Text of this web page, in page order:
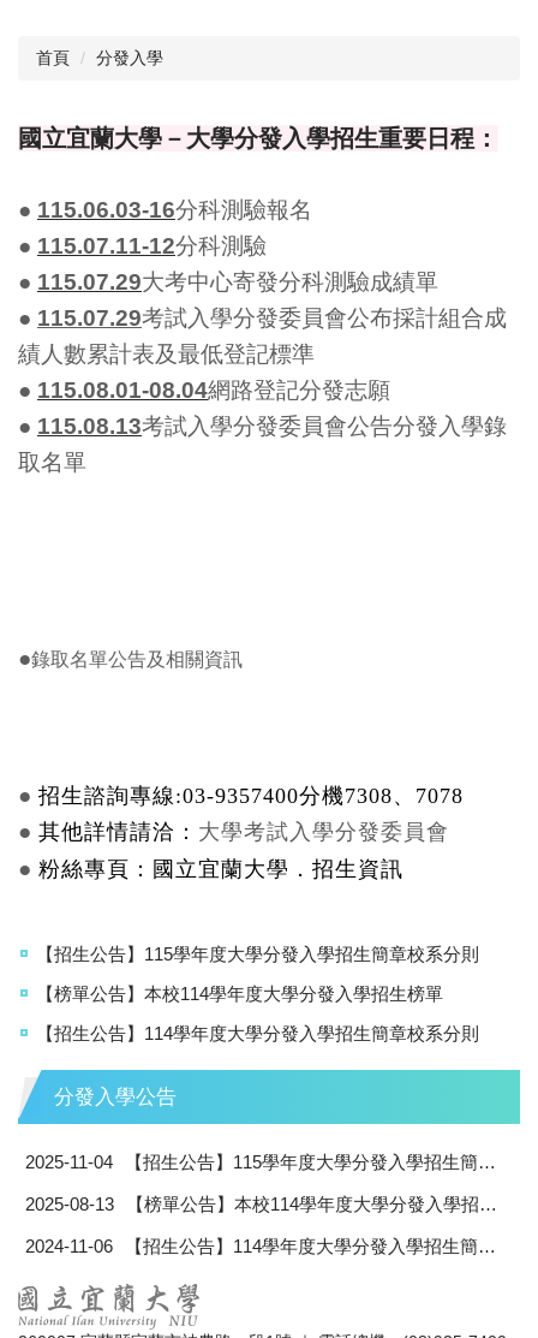
首頁 分發入學
國立宜蘭大學－大學分發入學招生重要日程：
● 115.06.03-16分科測驗報名
● 115.07.11-12分科測驗
● 115.07.29大考中心寄發分科測驗成績單
● 115.07.29考試入學分發委員會公布採計組合成
績人數累計表及最低登記標準
● 115.08.01-08.04網路登記分發志願
● 115.08.13考試入學分發委員會公告分發入學錄
取名單
●錄取名單公告及相關資訊
● 招生諮詢專線:03-9357400分機7308、7078
● 其他詳情請洽： 大學考試入學分發委員會
● 粉絲專頁： 國立宜蘭大學．招生資訊
【招生公告】115學年度大學分發入學招生簡章校系分則
【榜單公告】本校114學年度大學分發入學招生榜單
【招生公告】114學年度大學分發入學招生簡章校系分則
分發入學公告
2025-11-04 【招生公告】115學年度大學分發入學招生簡章校系分則
2025-08-13 【榜單公告】本校114學年度大學分發入學招生榜單
2024-11-06 【招生公告】114學年度大學分發入學招生簡章校系分則